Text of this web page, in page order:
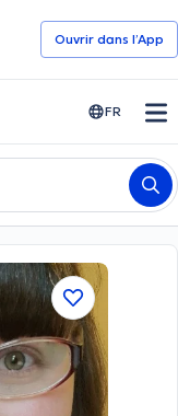
Ouvrir dans l’App
FR